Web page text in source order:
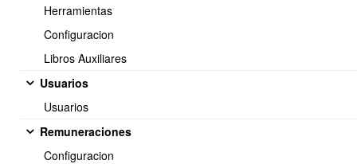
Herramientas
Configuracion
Libros Auxiliares
Usuarios
Usuarios
Remuneraciones
Configuracion
La autenticación se realiza mediante una API Key previamente
encabezados:
X-API-Key: TU_API_KEY
X-Ide: ENTREGADO_POR_OBUMA